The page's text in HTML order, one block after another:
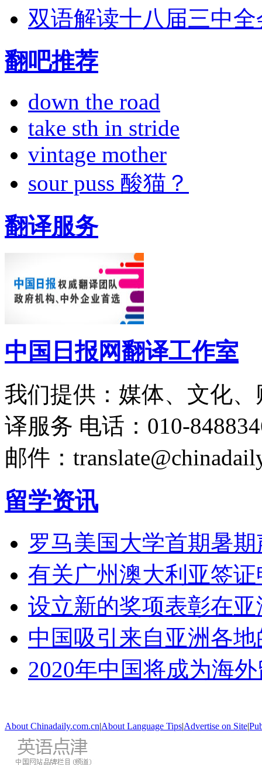
双语解读十八届三中全
翻吧推荐
down the road
take sth in stride
vintage mother
sour puss 酸猫？
翻译服务
中国日报网翻译工作室
我们提供：媒体、文化
译服务 电话：010-
邮件：
留学资讯
罗马美国大学首期暑
有关广州澳大利亚签
设立新的奖项表彰在
中国吸引来自亚洲各
2020年中国将成为海
About Chinadaily.com.cn|About Language Tips|Advertise on Site|